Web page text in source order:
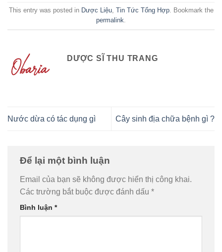
This entry was posted in Dược Liệu, Tin Tức Tổng Hợp. Bookmark the
permalink.
DƯỢC SĨ THU TRANG
Nước dừa có tác dụng gì Cây sinh địa chữa bệnh gì ?
Để lại một bình luận
Email của bạn sẽ không được hiển thị công khai.
Các trường bắt buộc được đánh dấu *
Bình luận *